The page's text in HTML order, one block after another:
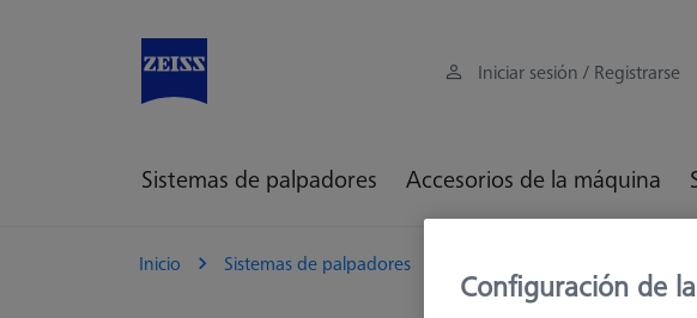
Iniciar sesión / Registrarse
Sistemas de palpadores Accesorios de la máquina
Inicio Sistemas de palpadores
Configuración de